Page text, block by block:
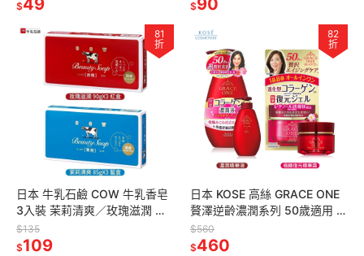
$
$
81
折
日本 牛乳石鹼 COW 牛乳香皂
3入裝 茉莉清爽／玫瑰滋潤 紅
盒香皂／藍盒香皂 赤箱／青箱
$135
$109
82
折
日本 KOSE 高絲 GRACE ONE
贅澤逆齡濃潤系列 50歲適用 多
款任選 精華液 精華霜 化粧水
$560
$460